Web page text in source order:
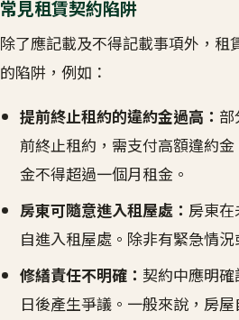
常見租賃契約陷阱
除了應記載及不得記載事項外，租
的陷阱，例如：
提前終止租約的違約金過高：
前終止租約，需支付高額違約
金不得超過一個月租金。
房東可隨意進入租屋處： 房東
自進入租屋處。除非有緊急情
修繕責任不明確： 契約中應明
日後產生爭議。一般來說，房